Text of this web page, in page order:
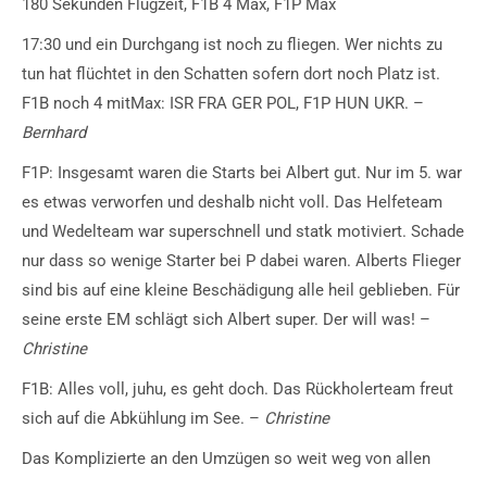
180 Sekunden Flugzeit, F1B 4 Max, F1P Max
17:30 und ein Durchgang ist noch zu fliegen. Wer nichts zu
tun hat flüchtet in den Schatten sofern dort noch Platz ist.
F1B noch 4 mitMax: ISR FRA GER POL, F1P HUN UKR. –
Bernhard
F1P: Insgesamt waren die Starts bei Albert gut. Nur im 5. war
es etwas verworfen und deshalb nicht voll. Das Helfeteam
und Wedelteam war superschnell und statk motiviert. Schade
nur dass so wenige Starter bei P dabei waren. Alberts Flieger
sind bis auf eine kleine Beschädigung alle heil geblieben. Für
seine erste EM schlägt sich Albert super. Der will was! –
Christine
F1B: Alles voll, juhu, es geht doch. Das Rückholerteam freut
sich auf die Abkühlung im See. – Christine
Das Komplizierte an den Umzügen so weit weg von allen